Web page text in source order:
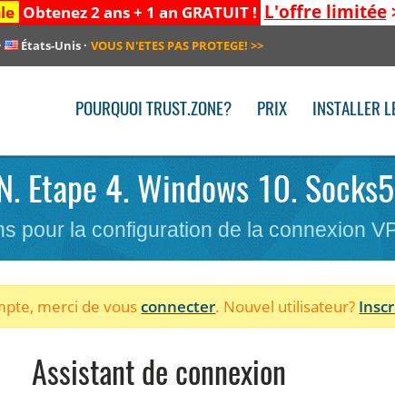
Obtenez 2 ans + 1 an GRATUIT ! L'offre limitée
États-Unis· VOUS N'ETES PAS PROTEGE! >>
POURQUOI TRUST.ZONE? PRIX INSTALLER
Etape 4. Windows 10.
pour la configuration de la connexion
merci de vousconnecter. Nouvel utilisateur?
Assistant de connexion